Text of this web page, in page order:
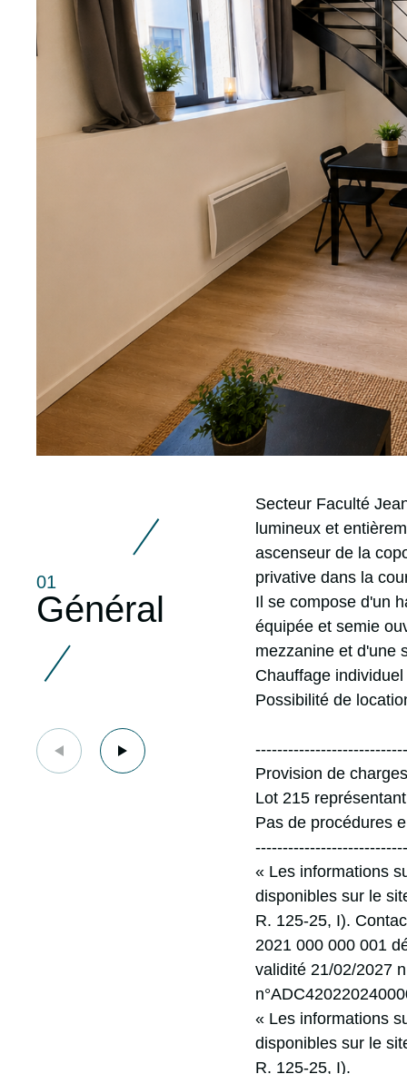
01
Général
Secteur Faculté
lumineux et
ascenseur de la
privative dans la
Il se compose d'un
équipée et semie
mezzanine et d'une
Chauffage
Possibilité de
Provision de
Lot 215
Pas de procédures
« Les informations
disponibles sur le
R. 125-25, I).
2021 000 000 001
validité 21/02/2027
n°
« Les informations
disponibles sur le
R. 125-25, I).